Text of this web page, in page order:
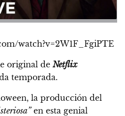
watch?v=2W1F_FgiPTE
original deNetflix
temporada.
la producción del
en esta genial